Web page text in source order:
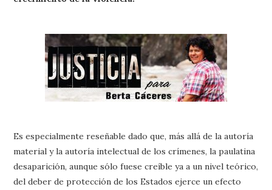
Es especialmente reseñable dado que, más allá de la autoría
material y la autoría intelectual de los crímenes, la paulatina
desaparición, aunque sólo fuese creíble ya a un nivel teórico,
del deber de protección de los Estados ejerce un efecto